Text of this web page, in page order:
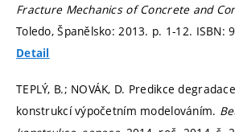
Fracture Mechanics of Concrete and
Toledo, Španělsko: 2013. p. 1-12. ISBN:
Detail
TEPLÝ, B.; NOVÁK, D. Predikce
konstrukcí výpočetním modelováním.